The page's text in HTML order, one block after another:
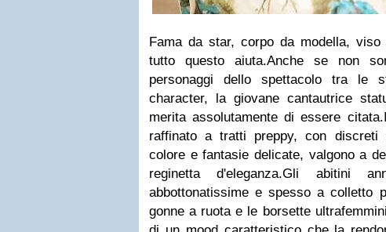
Fama da star, corpo da modella,
tutto questo aiuta.Anche se non
personaggi dello spettacolo tra le
character, la giovane cantautrice
merita assolutamente di essere
raffinato a tratti preppy, con
colore e fantasie delicate, valgono a
reginetta d'eleganza.Gli abitini
abbottonatissime e spesso a colletto
gonne a ruota e le borsette